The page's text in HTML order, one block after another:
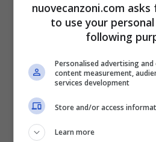
nuovecanzoni.com
to use your
following
Personalised advertising
content measurement,
services development
Store and/or access
Learn more